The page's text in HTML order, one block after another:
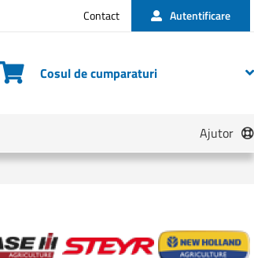
Contact Autentificare
Cosul de cumparaturi
Ajutor